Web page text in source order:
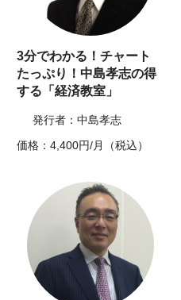
3分でわかる！チャート
たっぷり！中島孝志の得
する「経済教室」
発行者：中島孝志
価格：4,400円/月（税込）